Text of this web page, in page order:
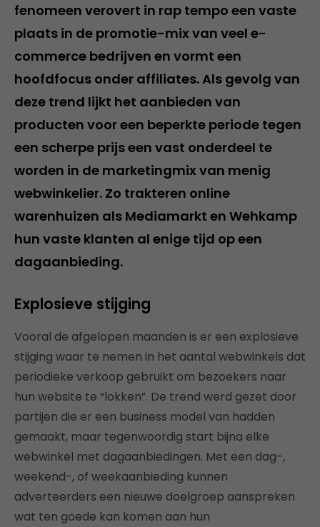
fenomeen verovert in rap tempo een vaste
plaats in de promotie-mix van veel e-
commerce bedrijven en vormt een
hoofdfocus onder affiliates. Als gevolg van
deze trend lijkt het aanbieden van
producten voor een beperkte periode tegen
een scherpe prijs een vast onderdeel te
worden in de marketingmix van menig
webwinkelier. Zo trakteren online
warenhuizen als Mediamarkt en Wehkamp
hun vaste klanten al enige tijd op een
dagaanbieding.
Explosieve stijging
Vooral de afgelopen maanden is er een explosieve
stijging waar te nemen in het aantal webwinkels dat
periodieke verkoop gebruikt om bezoekers naar
hun website te “lokken”. De trend werd gezet door
partijen die er een business model van hadden
gemaakt, maar tegenwoordig start bijna elke
webwinkel met dagaanbiedingen. Met een dag-,
weekend-, of weekaanbieding kunnen
adverteerders een nieuwe doelgroep aanspreken
wat ten goede kan komen aan hun